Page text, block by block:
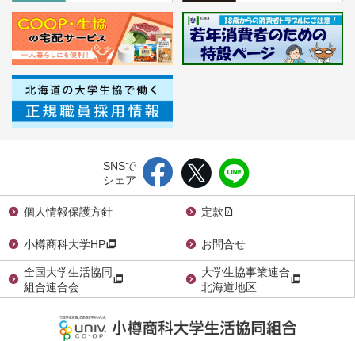
SNSで
シェア
個人情報保護方針
定款
小樽商科大学HP
お問合せ
全国大学生活協同
組合連合会
大学生協事業連合
北海道地区